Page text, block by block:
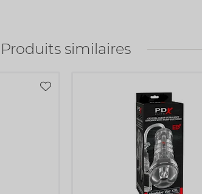
Produits similaires